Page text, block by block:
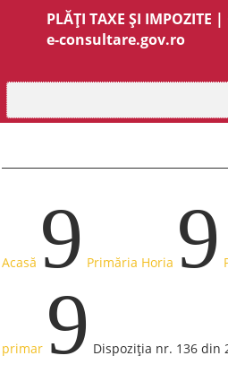
PLĂȚI TAXE ȘI IMPOZITE |
e-consultare.gov.ro
Acasă 9 Primăria Horia 9
primar 9 Dispoziția nr. 136 din